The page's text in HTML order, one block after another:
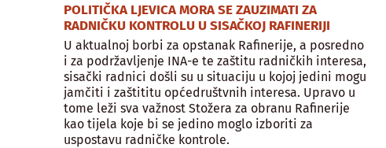
POLITIČKA LJEVICA MORA SE ZAUZIMATI ZA
RADNIČKU KONTROLU U SISAČKOJ RAFINERIJI
U aktualnoj borbi za opstanak Rafinerije, a posredno
i za podržavljenje INA-e te zaštitu radničkih interesa,
sisački radnici došli su u situaciju u kojoj jedini mogu
jamčiti i zaštititu općedruštvnih interesa. Upravo u
tome leži sva važnost Stožera za obranu Rafinerije
kao tijela koje bi se jedino moglo izboriti za
uspostavu radničke kontrole.